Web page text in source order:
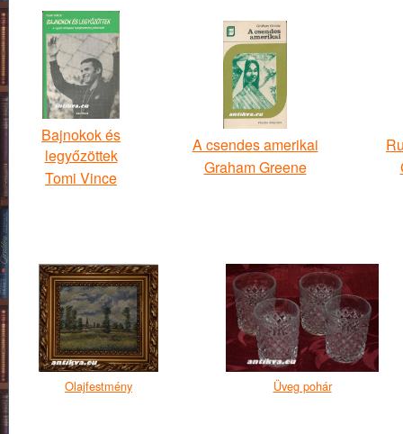
Bajnokok és
legyőzöttek
Tomi Vince
A csendes amerikai
Graham Greene
Olajfestmény Üveg pohár